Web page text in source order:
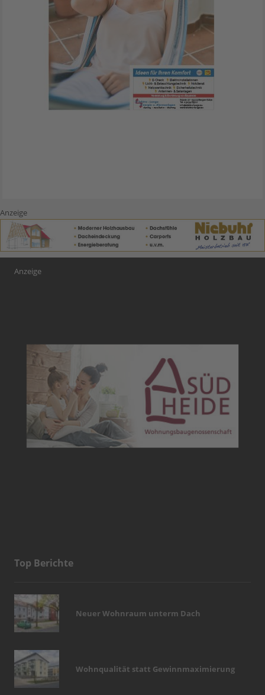
Anzeige
Anzeige
Top Berichte
Neuer Wohnraum unterm Dach
Wohnqualität statt Gewinnmaximierung